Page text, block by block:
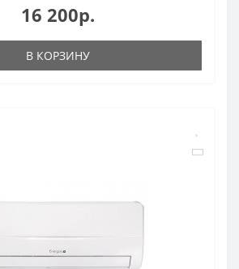
16 200р.
В КОРЗИНУ